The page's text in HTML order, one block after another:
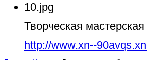
10.jpg
Творческая мастерская
http://www.xn--